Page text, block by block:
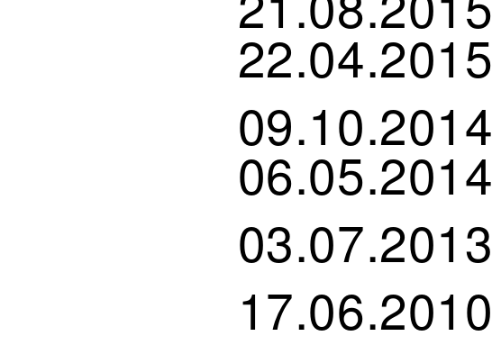
22.04.2015
09.10.2014
06.05.2014
03.07.2013
17.06.2010